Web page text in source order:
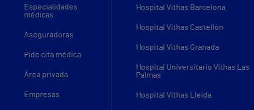
Especialidades
médicas
Aseguradoras
Pide cita médica
Área privada
Empresas
Hospital Vithas Barcelona
Hospital Vithas Castellón
Hospital Vithas Granada
Hospital Universitario Vithas Las
Palmas
Hospital Vithas Lleida